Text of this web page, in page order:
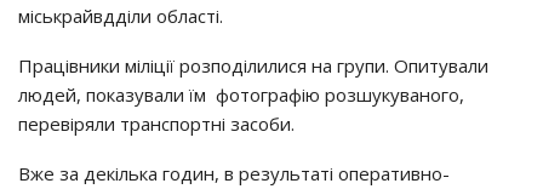
міськрайвдділи області.
Працівники міліції розподілилися на групи. Опитували
людей, показували їм фотографію розшукуваного,
перевіряли транспортні засоби.
Вже за декілька годин, в результаті оперативно-